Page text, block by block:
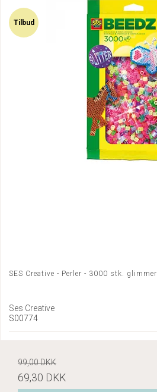
Tilbud
SES Creative - Perler - 3000 stk. glimmer
Ses Creative
S00774
99,00 DKK
69,30 DKK